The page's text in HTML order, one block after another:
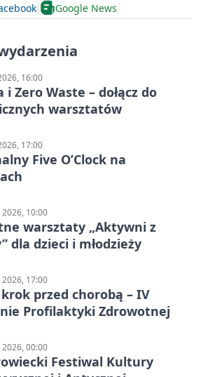
Google News
16:00
i Zero Waste – dołącz do
warsztatów
17:00
Five O’Clock na
10:00
warsztaty „Aktywni z
dla dzieci i młodzieży
17:00
krok przed chorobą – IV
Profilaktyki Zdrowotnej
00:00
Festiwal Kultury